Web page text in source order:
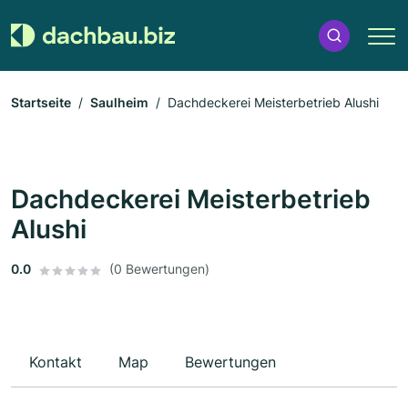
Startseite Saulheim Dachdeckerei Meisterbetrieb Alushi
Dachdeckerei Meisterbetrieb
Alushi
0.0 (0 Bewertungen)
Kontakt Map Bewertungen